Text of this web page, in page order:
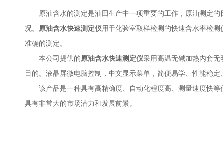
原油含水的测定是油田生产中一项重要的工作，原油测定的
况。
原油含水快速测定仪用于化验室取样检测的快速含水率检
准确的测定。
本公司提供的原油含水快速测定仪采用高温无碱加热内套
目的。液晶屏微电脑控制，中文显示菜单，简便易学、性能稳
该产品是一种具有高精确度、自动化程度高、测量速度快等
具有非常大的市场潜力和发展前景。